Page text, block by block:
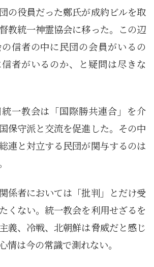
の役員だった鄭氏が成約ビルを取
教統一神霊協会に移った。この辺
信者の中に民団の会員がいるの
者がいるのか、と疑問は尽きな
一教会は「国際勝共連合」を介
保守派と交流を促進した。その中
連と対立する民団が関与するのは
係者においては「批判」とだけ受
くない。統一教会を利用せざるを
義、冷戦、北朝鮮は脅威だと感じ
情は今の常識で測れない。